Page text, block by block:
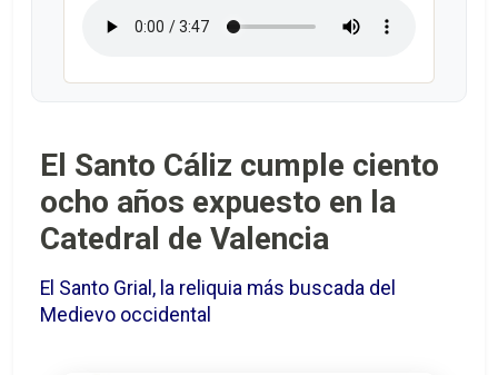
El Santo Cáliz cumple ciento
ocho años expuesto en la
Catedral de Valencia
El Santo Grial, la reliquia más buscada del
Medievo occidental